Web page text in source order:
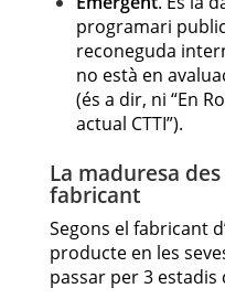
programari
reconeguda
no està en
(és a dir, ni “En
actual CTTI”).
La maduresa
fabricant
Segons el fabricant
producte en les
passar per 3 estadis